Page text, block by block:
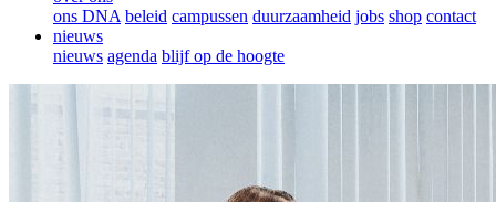
ons DNA beleid campussen duurzaamheid jobs shop contact
nieuws
nieuws agenda blijf op de hoogte